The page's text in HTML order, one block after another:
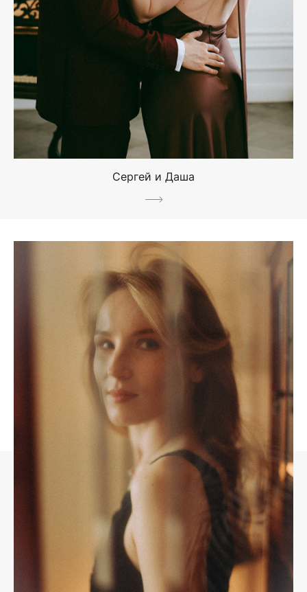
Сергей и Даша